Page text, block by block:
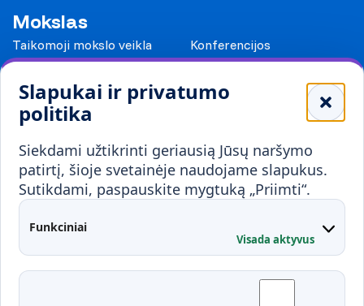
Slapukai ir privatumo
politika
Siekdami užtikrinti geriausią Jūsų naršymo
patirtį, šioje svetainėje naudojame slapukus.
Sutikdami, paspauskite mygtuką „Priimti“.
Funkciniai
Visada aktyvus
Mokslas
Taikomoji mokslo veikla
Konferencijos
Mokykloms
Visuomenei ir verslui
Mokymai ir konsultavimas
Partnerystės
Karjera
Kontaktai
Administracija
Fakultetai
Studentų atstovybė